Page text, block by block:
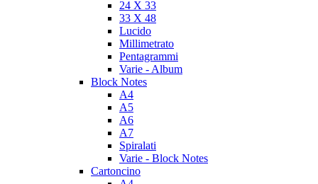
24 X 33
33 X 48
Lucido
Millimetrato
Pentagrammi
Varie - Album
Block Notes
A4
A5
A6
A7
Spiralati
Varie - Block Notes
Cartoncino